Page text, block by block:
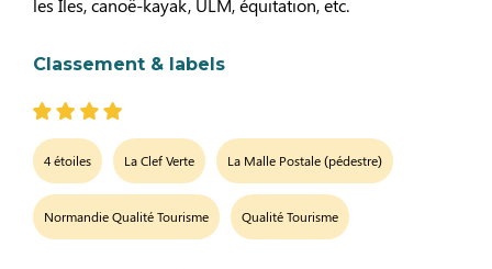
les Îles, canoë-kayak, ULM, équitation, etc.
Classement & labels
4 étoiles La Clef Verte La Malle Postale (pédestre)
Normandie Qualité Tourisme Qualité Tourisme